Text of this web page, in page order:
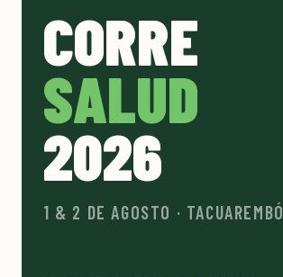
CORRE
SALUD
2026
1 & 2 DE AGOSTO · TACUAREMBÓ